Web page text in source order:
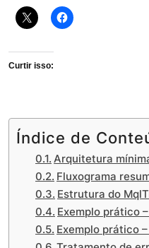
Curtir isso:
Índice de
Arquitetura
Fluxograma
Estrutura do
Exemplo prático
Exemplo prático